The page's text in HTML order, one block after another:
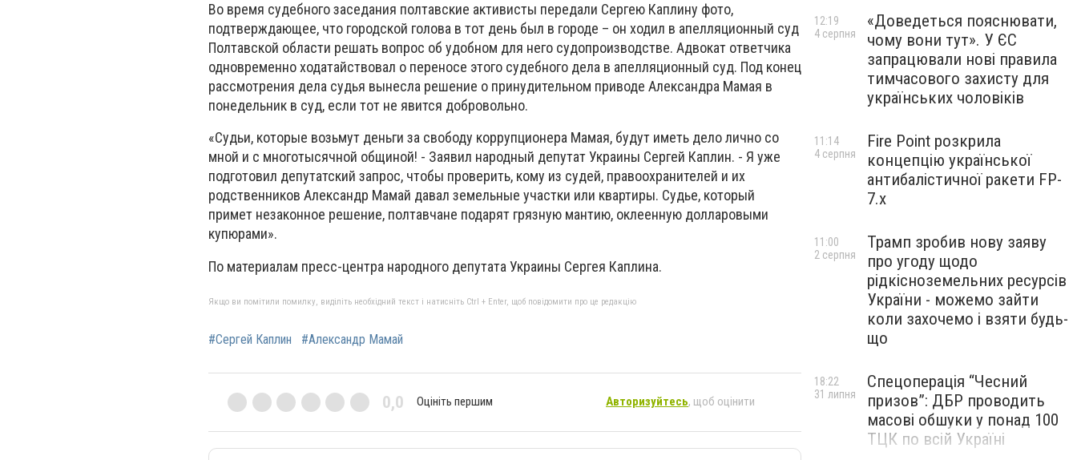
Во время судебного заседания полтавские активисты передали Сергею Каплину фото,
подтверждающее, что городской голова в тот день был в городе – он ходил в апелляционный суд
Полтавской области решать вопрос об удобном для него судопроизводстве. Адвокат ответчика
одновременно ходатайствовал о переносе этого судебного дела в апелляционный суд. Под конец
рассмотрения дела судья вынесла решение о принудительном приводе Александра Мамая в
понедельник в суд, если тот не явится добровольно.
«Судьи, которые возьмут деньги за свободу коррупционера Мамая, будут иметь дело лично со
мной и с многотысячной общиной! - Заявил народный депутат Украины Сергей Каплин. - Я уже
подготовил депутатский запрос, чтобы проверить, кому из судей, правоохранителей и их
родственников Александр Мамай давал земельные участки или квартиры. Судье, который
примет незаконное решение, полтавчане подарят грязную мантию, оклеенную долларовыми
купюрами».
По материалам пресс-центра народного депутата Украины Сергея Каплина.
Якщо ви помітили помилку, виділіть необхідний текст і натисніть Ctrl + Enter, щоб повідомити про це редакцію
#Сергей Каплин #Александр Мамай
0,0 Оцініть першим Авторизуйтесь, щоб оцінити
«Доведеться пояснювати,
чому вони тут». У ЄС
запрацювали нові правила
тимчасового захисту для
українських чоловіків
12:19
4 серпня
Fire Point розкрила
концепцію української
антибалістичної ракети FP-
7.x
11:14
4 серпня
Трамп зробив нову заяву
про угоду щодо
рідкісноземельних ресурсів
України - можемо зайти
коли захочемо і взяти будь-
що
11:00
2 серпня
Спецоперація “Чесний
призов”: ДБР проводить
масові обшуки у понад 100
ТЦК по всій Україні
18:22
31 липня